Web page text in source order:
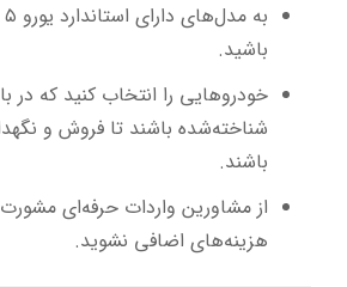
باشید.
خودروهایی را انتخاب کنید که در
شناخته‌شده باشند تا فروش و
باشند.
از مشاورین واردات حرفه‌ای مشورت
هزینه‌های اضافی نشوید.